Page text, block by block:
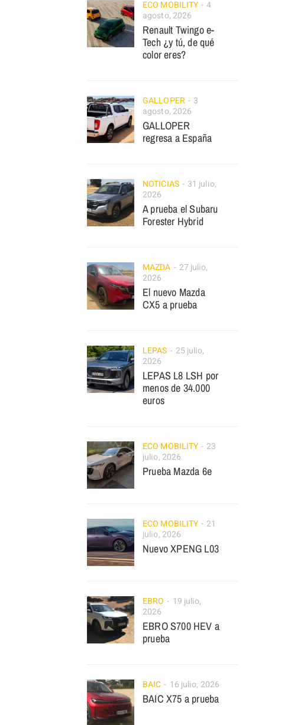
ECO MOBILITY
4
agosto, 2026
Renault Twingo e-
Tech ¿y tú, de qué
color eres?
GALLOPER
3
agosto, 2026
GALLOPER
regresa a España
NOTICIAS
31 julio,
2026
A prueba el Subaru
Forester Hybrid
MAZDA
27 julio,
2026
El nuevo Mazda
CX5 a prueba
LEPAS
25 julio,
2026
LEPAS L8 LSH por
menos de 34.000
euros
ECO MOBILITY
23
julio, 2026
Prueba Mazda 6e
ECO MOBILITY
21
julio, 2026
Nuevo XPENG L03
EBRO
19 julio,
2026
EBRO S700 HEV a
prueba
BAIC 16 julio, 2026
BAIC X75 a prueba